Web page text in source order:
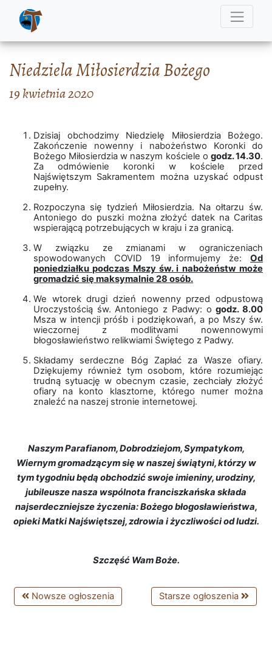
Niedziela Miłosierdzia Bożego
19 kwietnia 2020
Dzisiaj obchodzimy Niedzielę Miłosierdzia Bożego.
Zakończenie nowenny i nabożeństwo Koronki do
Bożego Miłosierdzia w naszym kościele o godz. 14.30.
Za odmówienie koronki w kościele przed
Najświętszym Sakramentem można uzyskać odpust
zupełny.
Rozpoczyna się tydzień Miłosierdzia. Na ołtarzu św.
Antoniego do puszki można złożyć datek na Caritas
wspierającą potrzebujących w kraju i za granicą.
W związku ze zmianami w ograniczeniach
spowodowanych COVID 19 informujemy że: Od
poniedziałku podczas Mszy św. i nabożeństw może
gromadzić się maksymalnie 28 osób.
We wtorek drugi dzień nowenny przed odpustową
Uroczystością św. Antoniego z Padwy: ogodz. 8.00
Msza w intencji próśb i podziękowań, a po Mszy św.
wieczornej z modlitwami nowennowymi
błogosławieństwo relikwiami Świętego z Padwy.
Składamy serdeczne Bóg Zapłać za Wasze ofiary.
Dziękujemy również tym osobom, które rozumiejąc
trudną sytuację w obecnym czasie, zechciały złożyć
ofiary na konto klasztorne, którego numer można
znaleźć na naszej stronie internetowej.
Naszym Parafianom, Dobrodziejom, Sympatykom,
Wiernym gromadzącym się w naszej świątyni, którzy w
tym tygodniu będą obchodzić swoje imieniny, urodziny,
jubileusze nasza wspólnota franciszkańska składa
najserdeczniejsze życzenia: Bożego błogosławieństwa,
opieki Matki Najświętszej, zdrowia i życzliwości od ludzi.
Szczęść Wam Boże.
Nowsze ogłoszenia Starsze ogłoszenia